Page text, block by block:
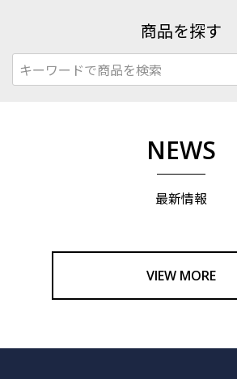
商品を探す
NEWS
最新情報
VIEW MORE